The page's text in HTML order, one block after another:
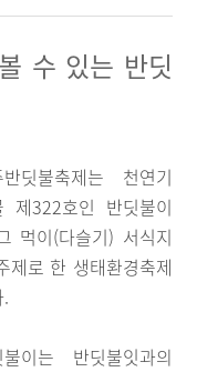
수 있는 반딧
반딧불축제는 천연기
제322호인 반딧불이
먹이(다슬기) 서식지
제로 한 생태환경축제
.
불이는 반딧불잇과의